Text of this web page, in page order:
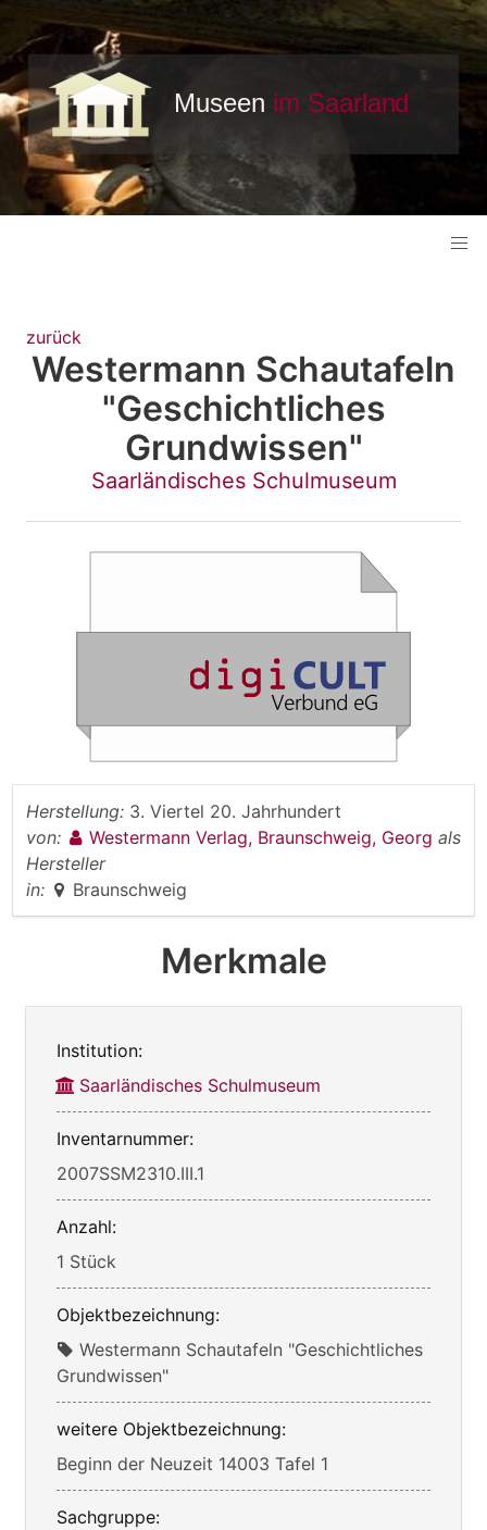
zurück
Westermann Schautafeln
"Geschichtliches
Grundwissen"
Saarländisches Schulmuseum
Herstellung: 3. Viertel 20. Jahrhundert
von:
Westermann Verlag, Braunschweig, Georg als
Hersteller
in:
Braunschweig
Merkmale
Institution:
Saarländisches Schulmuseum
Inventarnummer:
2007SSM2310.III.1
Anzahl:
1 Stück
Objektbezeichnung:
Westermann Schautafeln "Geschichtliches
Grundwissen"
weitere Objektbezeichnung:
Beginn der Neuzeit 14003 Tafel 1
Sachgruppe: